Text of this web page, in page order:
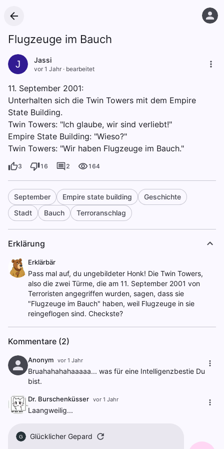
Flugzeuge im Bauch
J Jassi
vor 1 Jahr · bearbeitet
11. September 2001:
Unterhalten sich die Twin Towers mit dem Empire
State Building.
Twin Towers: "Ich glaube, wir sind verliebt!"
Empire State Building: "Wieso?"
Twin Towers: "Wir haben Flugzeuge im Bauch."
3 16 2 164
September Empire state building
Geschichte
Stadt
Bauch Terroranschlag
Erklärung
Erklärbär
Pass mal auf, du ungebildeter Honk! Die Twin Towers,
also die zwei Türme, die am 11. September 2001 von
Terroristen angegriffen wurden, sagen, dass sie
"Flugzeuge im Bauch" haben, weil Flugzeuge in sie
reingeflogen sind. Checkste?
Kommentare (2)
Anonym vor 1 Jahr
Bruahahahahaaaaa... was für eine Intelligenzbestie Du
bist.
Dr. Burschenküsser vor 1 Jahr
Laangweilig...
G Glücklicher Gepard